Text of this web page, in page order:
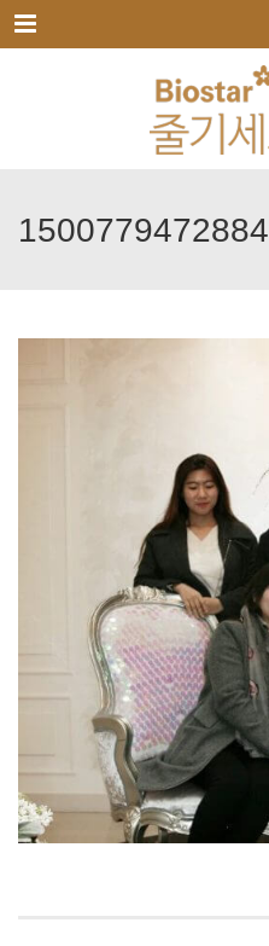
메뉴
1500779472884